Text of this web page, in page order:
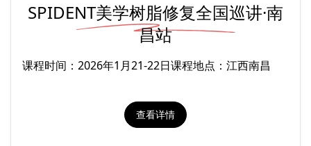
SPIDENT美学树脂修复全国巡讲·南
昌站
课程时间：2026年1月21-22日课程地点：江西南昌
查看详情